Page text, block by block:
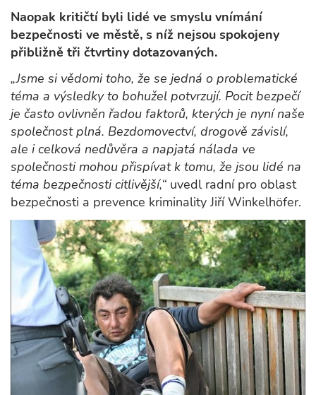
Naopak kritičtí byli lidé ve smyslu vnímání
bezpečnosti ve městě, s níž nejsou spokojeny
přibližně tři čtvrtiny dotazovaných.
„Jsme si vědomi toho, že se jedná o problematické
téma a výsledky to bohužel potvrzují. Pocit bezpečí
je často ovlivněn řadou faktorů, kterých je nyní naše
společnost plná. Bezdomovectví, drogově závislí,
ale i celková nedůvěra a napjatá nálada ve
společnosti mohou přispívat k tomu, že jsou lidé na
téma bezpečnosti citlivější,“ uvedl radní pro oblast
bezpečnosti a prevence kriminality Jiří Winkelhöfer.